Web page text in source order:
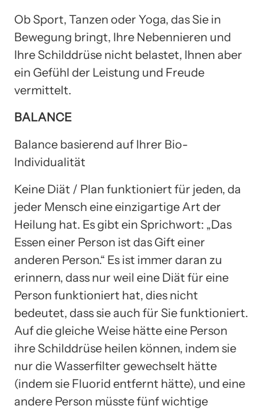
Ob Sport, Tanzen oder Yoga, das Sie in
Bewegung bringt, Ihre Nebennieren und
Ihre Schilddrüse nicht belastet, Ihnen aber
ein Gefühl der Leistung und Freude
vermittelt.
BALANCE
Balance basierend auf Ihrer Bio-
Individualität
Keine Diät / Plan funktioniert für jeden, da
jeder Mensch eine einzigartige Art der
Heilung hat. Es gibt ein Sprichwort: „Das
Essen einer Person ist das Gift einer
anderen Person.“ Es ist immer daran zu
erinnern, dass nur weil eine Diät für eine
Person funktioniert hat, dies nicht
bedeutet, dass sie auch für Sie funktioniert.
Auf die gleiche Weise hätte eine Person
ihre Schilddrüse heilen können, indem sie
nur die Wasserfilter gewechselt hätte
(indem sie Fluorid entfernt hätte), und eine
andere Person müsste fünf wichtige